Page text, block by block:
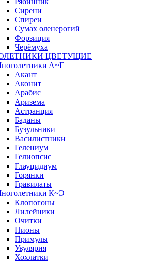
Сирени
Спиреи
Сумах оленерогий
Форзиция
Черёмуха
ЦВЕТУЩИЕ
А~Г
Акант
Аконит
Арабис
Аризема
Астранция
Баданы
Бузульники
Василистники
Гелениум
Гелиопсис
Глауцидиум
Горянки
Гравилаты
К~Э
Клопогоны
Лилейники
Очитки
Пионы
Примулы
Увулярия
Хохлатки